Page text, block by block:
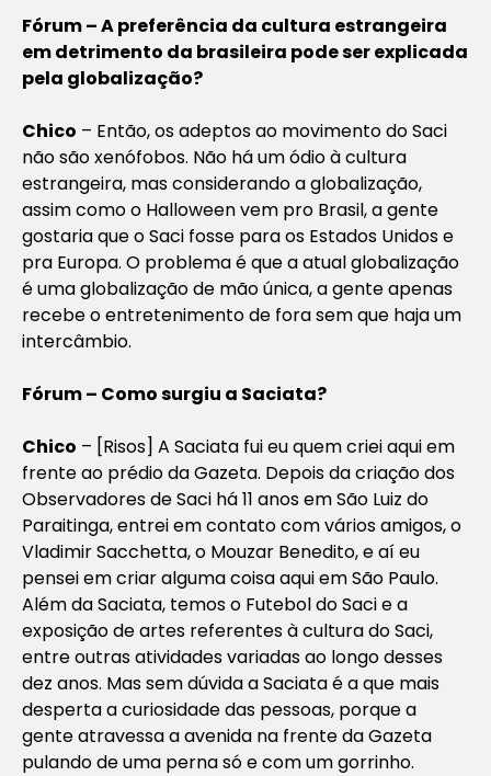
Fórum – A preferência da cultura estrangeira
em detrimento da brasileira pode ser explicada
pela globalização?
Chico – Então, os adeptos ao movimento do Saci
não são xenófobos. Não há um ódio à cultura
estrangeira, mas considerando a globalização,
assim como o Halloween vem pro Brasil, a gente
gostaria que o Saci fosse para os Estados Unidos e
pra Europa. O problema é que a atual globalização
é uma globalização de mão única, a gente apenas
recebe o entretenimento de fora sem que haja um
intercâmbio.
Fórum – Como surgiu a Saciata?
Chico – [Risos] A Saciata fui eu quem criei aqui em
frente ao prédio da Gazeta. Depois da criação dos
Observadores de Saci há 11 anos em São Luiz do
Paraitinga, entrei em contato com vários amigos, o
Vladimir Sacchetta, o Mouzar Benedito, e aí eu
pensei em criar alguma coisa aqui em São Paulo.
Além da Saciata, temos o Futebol do Saci e a
exposição de artes referentes à cultura do Saci,
entre outras atividades variadas ao longo desses
dez anos. Mas sem dúvida a Saciata é a que mais
desperta a curiosidade das pessoas, porque a
gente atravessa a avenida na frente da Gazeta
pulando de uma perna só e com um gorrinho.